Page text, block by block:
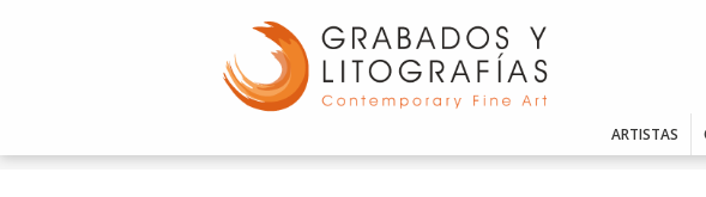
ARTISTAS